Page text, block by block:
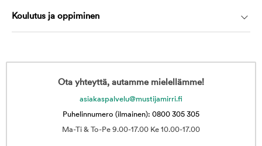
Koulutus ja oppiminen
Ota yhteyttä, autamme mielellämme!
asiakaspalvelu@mustijamirri.fi
Puhelinnumero (ilmainen): 0800 305 305
Ma-Ti & To-Pe 9.00-17.00 Ke 10.00-17.00